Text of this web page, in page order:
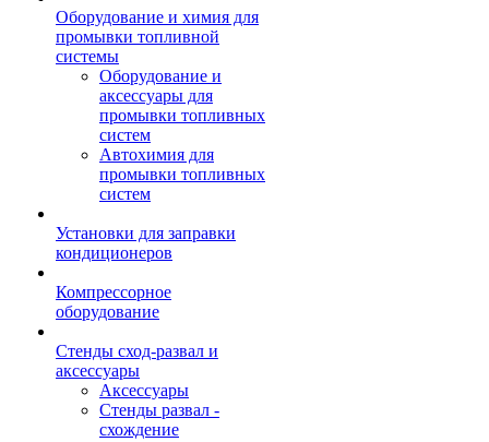
Оборудование и химия для
промывки топливной
системы
Оборудование и
аксессуары для
промывки топливных
систем
Автохимия для
промывки топливных
систем
Установки для заправки
кондиционеров
Компрессорное
оборудование
Стенды сход-развал и
аксессуары
Аксессуары
Стенды развал -
схождение